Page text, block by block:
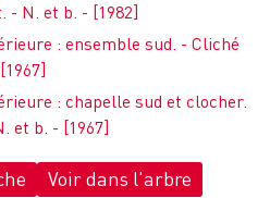
- N. et b. - [1982]
: ensemble sud. - Cliché
: chapelle sud et clocher.
et b. - [1967]
Voir dans l'arbre